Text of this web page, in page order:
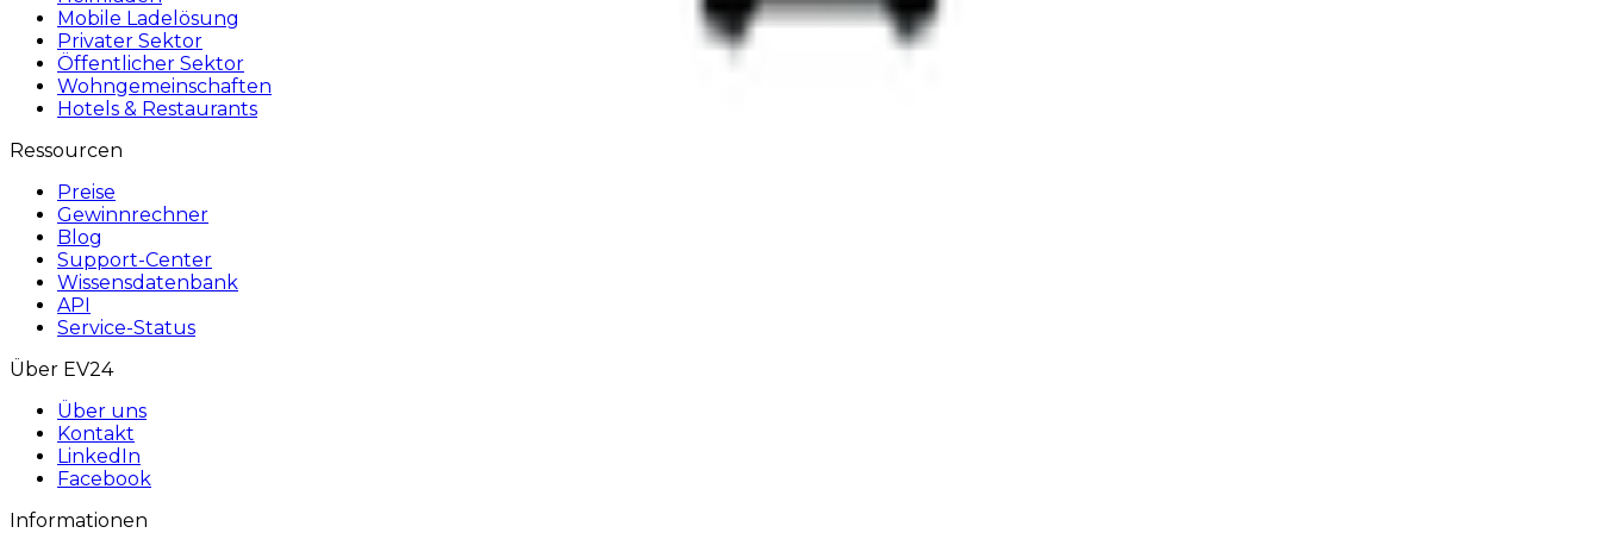
Mobile Ladelösung
Privater Sektor
Öffentlicher Sektor
Wohngemeinschaften
Hotels & Restaurants
Ressourcen
Preise
Gewinnrechner
Blog
Support-Center
Wissensdatenbank
API
Service-Status
Über EV24
Über uns
Kontakt
LinkedIn
Facebook
Informationen